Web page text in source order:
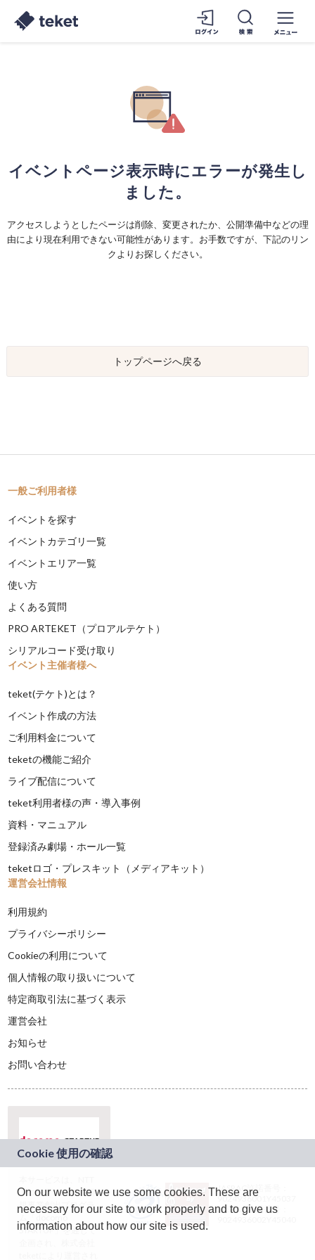
イベントページ表示時にエラーが発生し
ました。
アクセスしようとしたページは削除、変更されたか、公開準備中などの理
由により現在利用できない可能性があります。お手数ですが、下記のリン
クよりお探しください。
トップページへ戻る
一般ご利用者様
イベントを探す
イベントカテゴリ一覧
イベントエリア一覧
使い方
よくある質問
PRO ARTEKET（プロアルテケト）
シリアルコード受け取り
イベント主催者様へ
teket(テケト)とは？
イベント作成の方法
ご利用料金について
teketの機能ご紹介
ライブ配信について
teket利用者様の声・導入事例
資料・マニュアル
登録済み劇場・ホール一覧
teketロゴ・プレスキット（メディアキット）
運営会社情報
利用規約
プライバシーポリシー
Cookieの利用について
個人情報の取り扱いについて
特定商取引法に基づく表示
運営会社
お知らせ
お問い合わせ
ドコモグループの新
規事業創出プログラ
ム「docomo
STARTUP」を通じて
JASRAC許諾番号：
9024936001Y45037
JASRAC許諾番号：
On our website we use some cookies. These are
necessary for our site to work properly and to give us
information about how our site is used.